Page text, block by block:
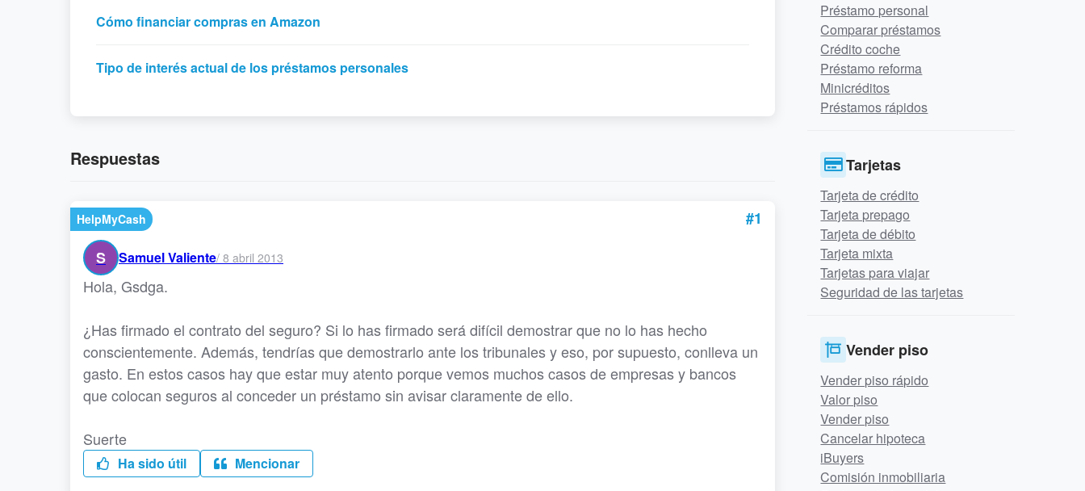
Cómo financiar compras en Amazon
Tipo de interés actual de los préstamos personales
Respuestas
HelpMyCash
#1
S
Samuel Valiente/ 8 abril 2013
Hola, Gsdga.
¿Has firmado el contrato del seguro? Si lo has firmado será difícil demostrar que no lo has hecho
conscientemente. Además, tendrías que demostrarlo ante los tribunales y eso, por supuesto, conlleva un
gasto. En estos casos hay que estar muy atento porque vemos muchos casos de empresas y bancos
que colocan seguros al conceder un préstamo sin avisar claramente de ello.
Suerte
Ha sido útil Mencionar
Préstamo personal
Comparar préstamos
Crédito coche
Préstamo reforma
Minicréditos
Préstamos rápidos
Tarjetas
Tarjeta de crédito
Tarjeta prepago
Tarjeta de débito
Tarjeta mixta
Tarjetas para viajar
Seguridad de las tarjetas
Vender piso
Vender piso rápido
Valor piso
Vender piso
Cancelar hipoteca
iBuyers
Comisión inmobiliaria